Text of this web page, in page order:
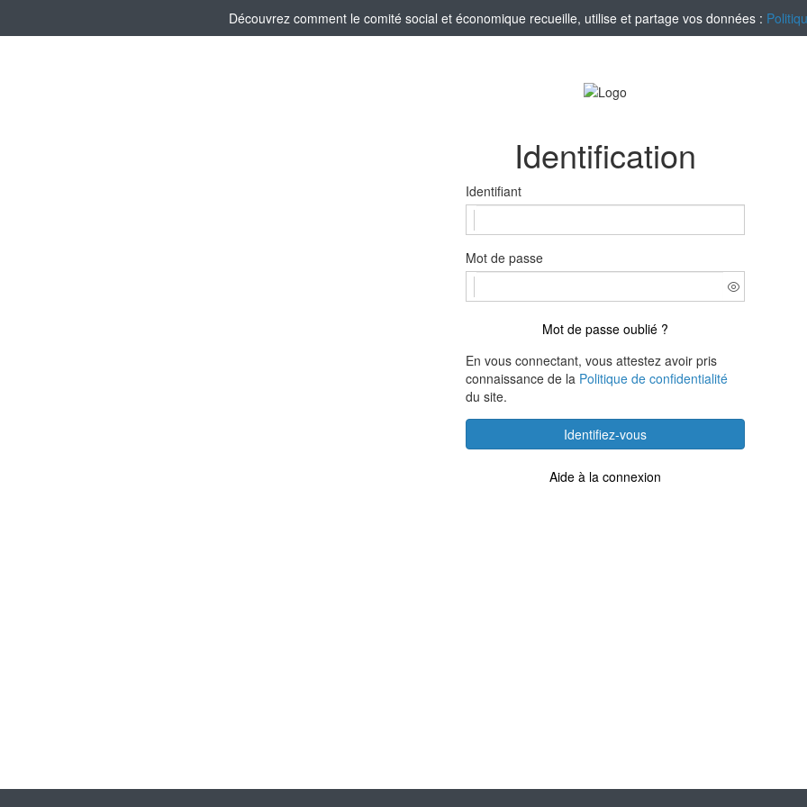
Découvrez comment le comité social et économique recueille, utilise et partage vos données :
Identification
Identifiant
Mot de passe
Mot de passe oublié ?
En vous connectant, vous attestez avoir pris
connaissance de la Politique de confidentialité
du site.
Identifiez-vous
Aide à la connexion